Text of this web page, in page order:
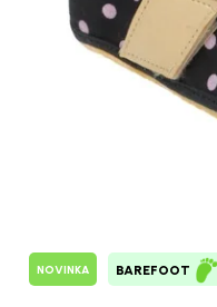
NOVINKA BAREFOOT